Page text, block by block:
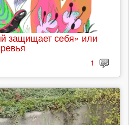
защищает себя» или
1